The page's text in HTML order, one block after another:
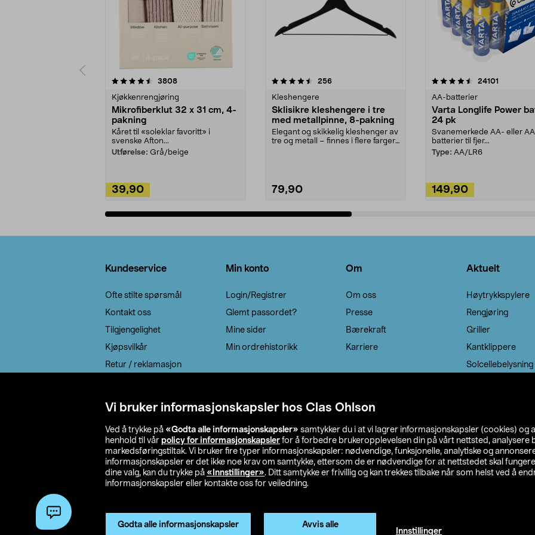
Vi bruker informasjonskapsler hos Clas Ohlson
Ved å trykke på «Godta alle informasjonskapsler» samtykker du i at vi lagrer informasjonskapsler (cookies) og
henhold til vår policy for informasjonskapsler for å forbedre brukeropplevelsen din på vårt nettsted, analysere
markedsføringstiltak. Vi bruker fire typer informasjonskapsler: nødvendige, funksjonelle, analytiske og
informasjonskapsler er det ikke noe krav om samtykke, ettersom de er nødvendige for at nettstedet skal
dine valg, kan du trykke på «Innstillinger». Ditt samtykke er frivillig og kan trekkes tilbake når som helst ved å
informasjonskapsler eller kontakte oss for veiledning.
Godta alle informasjonskapsler Avvis alle
Innstillinger
3808anmeldelser
Kjøkkenrengjøring
Mikrofiberklut 32 x 31 cm, 4-
pakning
Kåret til «soleklar favoritt» i
svenske Afton...
Utførelse: Grå/beige
39,90
4.5av 5 stjerner 256anmeldelser
Kleshengere
Sklisikre kleshengere i tre
med metallpinne, 8-pakning
Elegant og skikkelig kleshenger av
tre og metall – finnes i flere farger.
79,90
4.5av 5 stjerner 24101
AA-batterier
Varta Longlife Power
24 pk
Svanemerkede AA- eller
batterier til fjer...
Type: AA/LR6
149,90
4.5av 5 stjerner
Kundeservice
Ofte stilte spørsmål
Kontakt oss
Tilgjengelighet
Kjøpsvilkår
Retur / reklamasjon
Min konto
Login/Registrer
Glemt passordet?
Mine sider
Min ordrehistorikk
Om
Om oss
Presse
Bærekraft
Karriere
Aktuelt
Høytrykkspylere
Rengjøring
Griller
Kantklippere
Solcellebelysning